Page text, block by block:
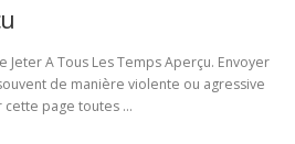
A Tous Les Temps Aperçu. Envoyer
de manière violente ou agressive
cette page toutes …